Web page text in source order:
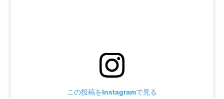
この投稿をInstagramで見る